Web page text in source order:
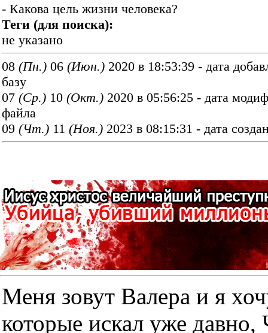
- Какова цель жизни человека?
Теги (для поиска):
не указано
08 (Пн.) 06 (Июн.) 2020 в 18:53:39 - дата
базу
07 (Ср.) 10 (Окт.) 2020 в 05:56:25 - дата
файла
09 (Чт.) 11 (Ноя.) 2023 в 08:15:31 - дата
Меня зовут Валера и я
которые искал уже